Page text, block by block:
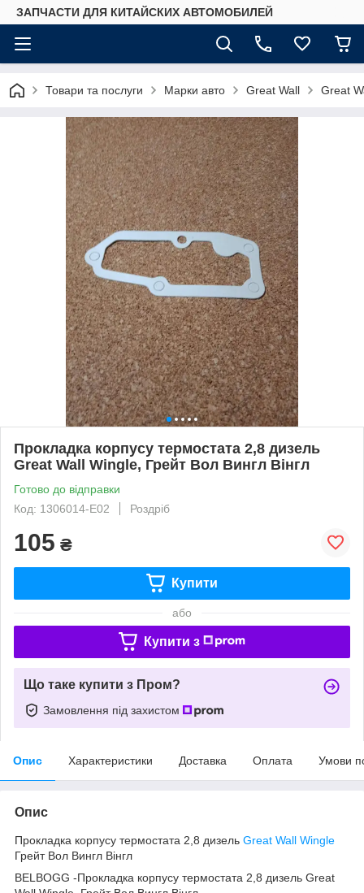
ЗАПЧАСТИ ДЛЯ КИТАЙСКИХ АВТОМОБИЛЕЙ
Товари та послуги Марки авто Great Wall Great
Прокладка корпусу термостата 2,8 дизель
Great Wall Wingle, Грейт Вол Вингл Вінгл
Готово до відправки
Код: 1306014-E02
Роздріб
105 ₴
Купити
або
Купити з
Що таке купити з Пром?
Замовлення під захистом
Опис Характеристики Доставка Оплата Умови
Опис
Прокладка корпусу термостата 2,8 дизель Great Wall Wingle
Грейт Вол Вингл Вінгл
BELBOGG -Прокладка корпусу термостата 2,8 дизель Great